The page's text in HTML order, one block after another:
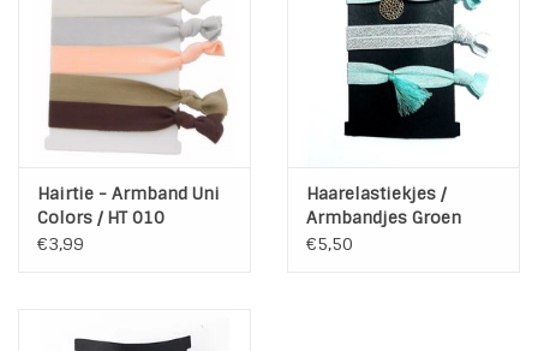
Hairtie - Armband Uni
Colors / HT 010
€3,99
Haarelastiekjes /
Armbandjes Groen
Zilver / HE 415
€5,50